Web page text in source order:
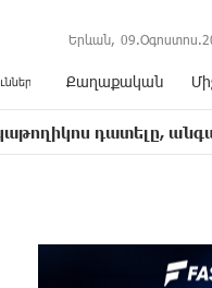
Երևան,
Քաղաքական
դատելը, անգամ